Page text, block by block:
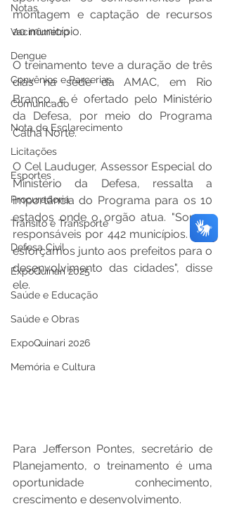
Notas
Vacinômetro
Dengue
Convênios e Parcerias
Comunicado
Nota de Esclarecimento
Licitações
Esportes
Procuradoria
Trânsito e Transporte
Defesa Civil
ExpoQuinari 2025
Saúde e Educação
Saúde e Obras
ExpoQuinari 2026
Memória e Cultura
montagem e captação de recursos
ao município.
O treinamento teve a duração de três
dias na sede da AMAC, em Rio
Branco, e é ofertado pelo Ministério
da Defesa, por meio do Programa
Calha Norte.
O Cel Lauduger, Assessor Especial do
Ministério da Defesa, ressalta a
importância do Programa para os 10
estados onde o orgão atua. "Somos
responsáveis por 442 municípios. Nos
esforçamos junto aos prefeitos para o
desenvolvimento das cidades", disse
ele.
Para Jefferson Pontes, secretário de
Planejamento, o treinamento é uma
oportunidade conhecimento,
crescimento e desenvolvimento.